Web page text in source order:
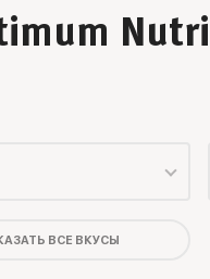
ВСЕ ВКУСЫ